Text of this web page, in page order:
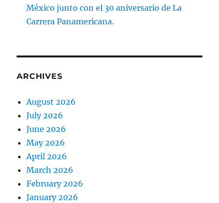
México junto con el 30 aniversario de La
Carrera Panamericana.
ARCHIVES
August 2026
July 2026
June 2026
May 2026
April 2026
March 2026
February 2026
January 2026